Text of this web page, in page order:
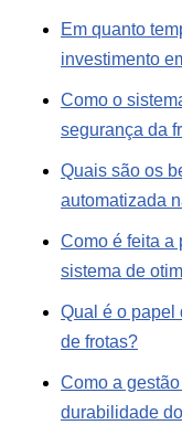
Em quanto
investimento
Como o
segurança da
Quais são os
automatizada
Como é feita a
sistema de
Qual é o papel
de frotas?
Como a
durabilidade